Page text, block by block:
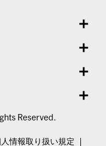
Reserved.
情報取り扱い規定